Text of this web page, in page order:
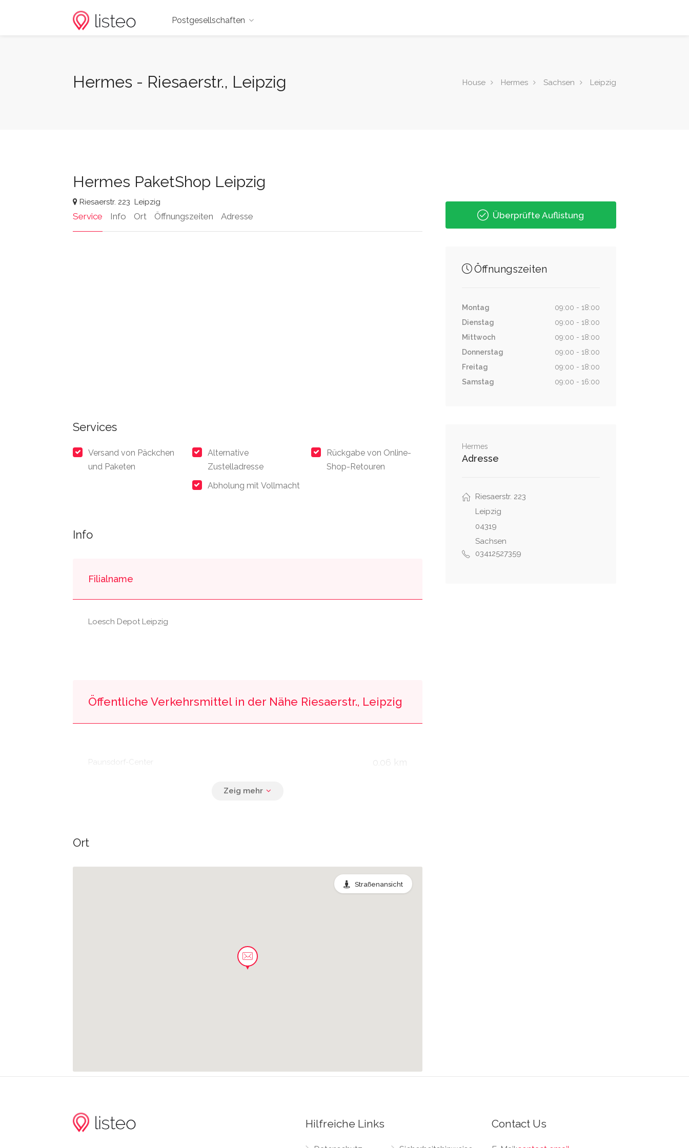
Postgesellschaften
Hermes - Riesaerstr., Leipzig House Hermes Sachsen Leipzig
Hermes PaketShop Leipzig
Riesaerstr. 223 Leipzig
Service Info Ort Öffnungszeiten Adresse
Services
Versand von Päckchen
und Paketen
Alternative
Zustelladresse
Abholung mit Vollmacht
Rückgabe von Online-
Shop-Retouren
Info
Filialname
Loesch Depot Leipzig
Öffentliche Verkehrsmittel in der Nähe Riesaerstr., Leipzig
Paunsdorf-Center 0.06 km
Hans-Weigel-Straße 0.36 km
Ort
Straßenansicht
Überprüfte Auflistung
Öffnungszeiten
Montag
09:00 - 18:00
Dienstag
09:00 - 18:00
Mittwoch
09:00 - 18:00
Donnerstag
09:00 - 18:00
Freitag
09:00 - 18:00
Samstag
09:00 - 16:00
Hermes
Adresse
Riesaerstr. 223
Leipzig
04319
Sachsen
03412527359
Hilfreiche Links Contact Us